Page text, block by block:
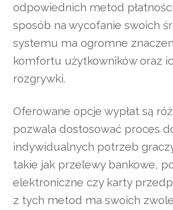
odpowiednich metod
sposób na wycofanie swoich
systemu ma ogromne
komfortu użytkowników oraz
rozgrywki.
Oferowane opcje wypłat są
pozwala dostosować proces
indywidualnych potrzeb
takie jak przelewy bankowe,
elektroniczne czy karty
z tych metod ma swoich